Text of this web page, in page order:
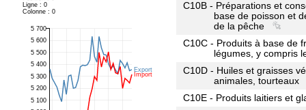
C10B - Préparations et
base de poisson et
de la pêche
C10C - Produits à base de
légumes, y compris
C10D - Huiles et graisses
animales, tourteaux
C10E - Produits laitiers et